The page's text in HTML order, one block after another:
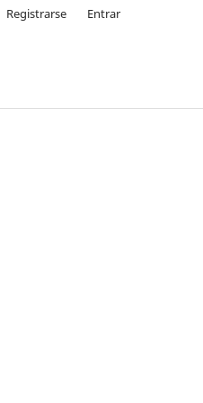
Registrarse Entrar